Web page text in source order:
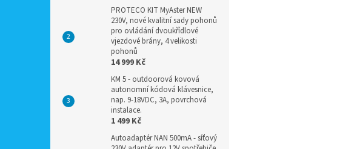
PROTECO KIT MyAster NEW
230V, nové kvalitní sady pohonů
pro ovládání dvoukřídlové
vjezdové brány, 4 velikosti
pohonů
14 999 Kč
KM 5 - outdoorová kovová
autonomní kódová klávesnice,
nap. 9-18VDC, 3A, povrchová
instalace.
1 499 Kč
Autoadaptér NAN 500mA - síťový